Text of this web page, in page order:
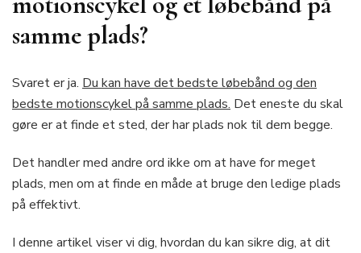
samme plads?
Svaret er ja. Du kan have det bedste løbebånd og den
bedste motionscykel på samme plads. Det eneste du skal
gøre er at finde et sted, der har plads nok til dem begge.
Det handler med andre ord ikke om at have for meget
plads, men om at finde en måde at bruge den ledige plads
på effektivt.
I denne artikel viser vi dig, hvordan du kan sikre dig, at dit